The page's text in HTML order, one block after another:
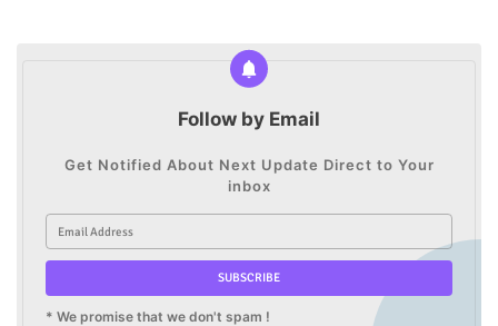
Follow by Email
Get Notified About Next Update Direct to Your
inbox
* We promise that we don't spam !